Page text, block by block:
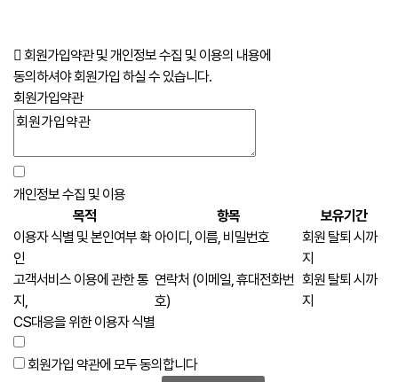
회원가입약관 및 개인정보 수집 및 이용의 내용에
동의하셔야 회원가입 하실 수 있습니다.
회원가입약관
개인정보 수집 및 이용
목적
항목
보유기간
이용자 식별 및 본인여부 확
인
아이디, 이름, 비밀번호
회원 탈퇴 시까
지
고객서비스 이용에 관한 통
지,
CS대응을 위한 이용자 식별
연락처 (이메일, 휴대전화번
호)
회원 탈퇴 시까
지
회원가입 약관에 모두 동의합니다